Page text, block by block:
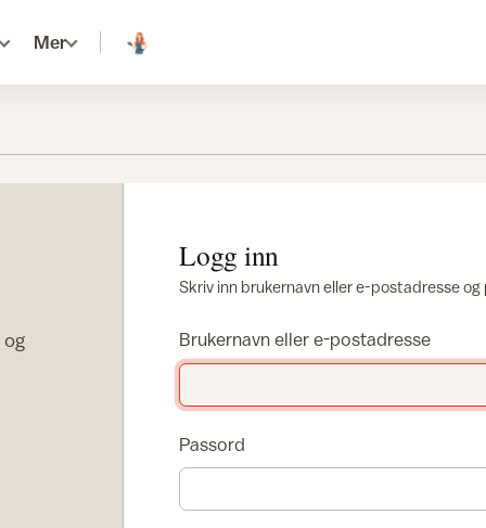
Mer
Logg inn
Skriv inn brukernavn eller e-postadresse
Brukernavn eller e-postadresse
Passord